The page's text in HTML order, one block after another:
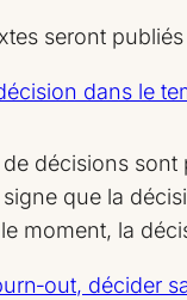
seront
dans le
décisions sont
que la
moment, la
décider